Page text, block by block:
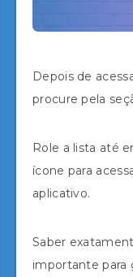
Depois de
procure pela
Role a lista até
ícone para
aplicativo.
Saber
importante para